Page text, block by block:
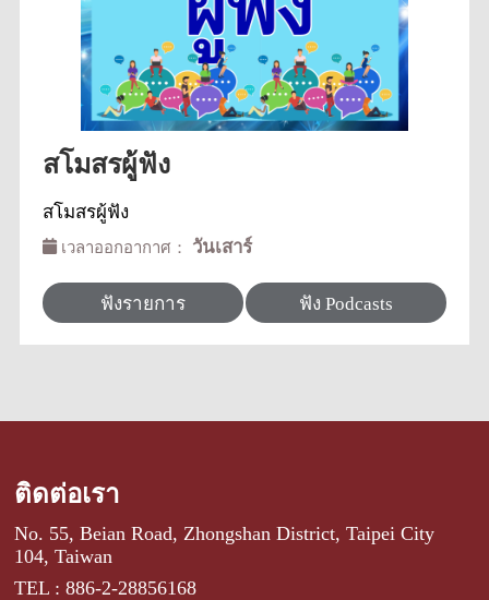
สโมสรผู้ฟัง
สโมสรผู้ฟัง
เวลาออกอากาศ： วันเสาร์
ฟังรายการ ฟัง Podcasts
ติดต่อเรา
No. 55, Beian Road, Zhongshan District, Taipei City
104, Taiwan
TEL : 886-2-28856168